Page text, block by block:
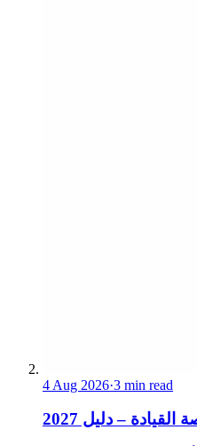
4 Aug 2026·3 min read
– دليل 2027